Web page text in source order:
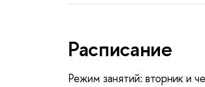
Расписание
Режим занятий: вторник и